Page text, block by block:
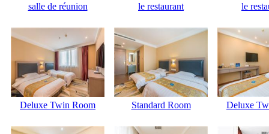
salle de réunion le restaurant le
Deluxe Twin Room Standard Room Deluxe